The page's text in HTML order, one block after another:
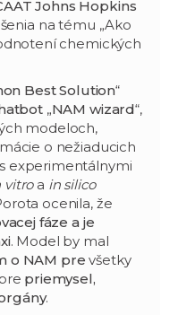
Johns Hopkins
na tému „Ako
chemických
Best Solution“
„NAM wizard“,
modeloch,
o nežiaducich
experimentálnymi
vitroa in silico
ocenila, že
fáze a je
. Model by mal
o NAM pre všetky
priemysel,
.